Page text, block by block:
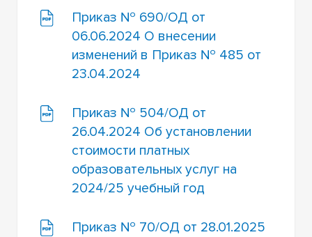
Приказ № 690/ОД от
06.06.2024 О внесении
изменений в Приказ № 485 от
23.04.2024
Приказ № 504/ОД от
26.04.2024 Об установлении
стоимости платных
образовательных услуг на
2024/25 учебный год
Приказ № 70/ОД от 28.01.2025